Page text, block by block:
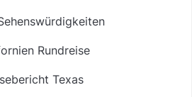
Rundreise
Texas